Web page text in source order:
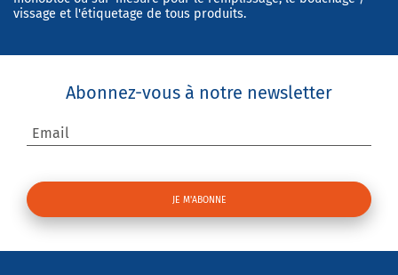
vissage et l'étiquetage de tous produits.
Abonnez-vous à notre newsletter
Email